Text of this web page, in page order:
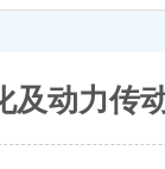
及动力传